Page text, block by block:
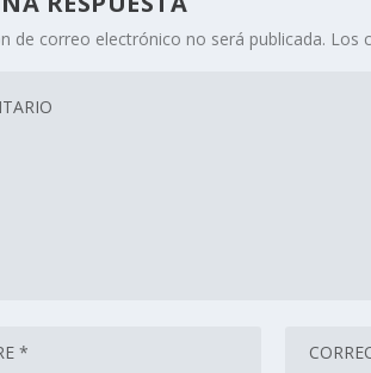
de correo electrónico no será publicada. Los